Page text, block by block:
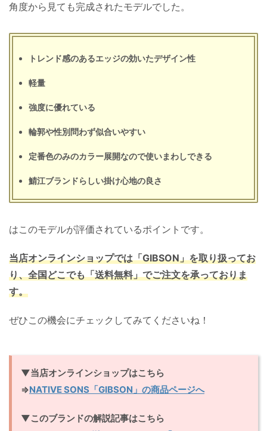
角度から見ても完成されたモデルでした。
トレンド感のあるエッジの効いたデザイン性
軽量
強度に優れている
輪郭や性別問わず似合いやすい
定番色のみのカラー展開なので使いまわしできる
鯖江ブランドらしい掛け心地の良さ
はこのモデルが評価されているポイントです。
当店オンラインショップでは「GIBSON」を取り扱ってお
り、全国どこでも「送料無料」でご注文を承っておりま
す。
ぜひこの機会にチェックしてみてくださいね！
▼当店オンラインショップはこちら
⇒NATIVE SONS「GIBSON」の商品ページへ
▼このブランドの解説記事はこちら